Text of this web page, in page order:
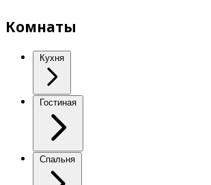
Комнаты
Кухня
Гостиная
Спальня